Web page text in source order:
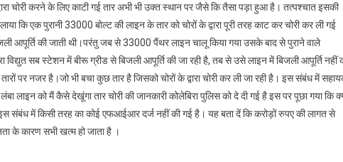
चोरी करने के लिए काटी गई तार अभी भी उक्त स्थान पर जैसे कि तैसा पड़ा हुआ है। तत्पश्चात इसकी
कि एक पुरानी 33000 बोल्ट की लाइन के तार को चोरों के द्वारा पूरी तरह काट कर चोरी कर ली गई
आपूर्ति की जाती थी।परंतु जब से 33000 पैंथर लाइन चालू किया गया उसके बाद से पुराने वाले
विद्युत सब स्टेशन में बीरू ग्रीड से बिजली आपूर्ति की जा रही है, तब से उसे लाइन में बिजली आपूर्ति नहीं
पर नजर है।जो भी बचा कुछ तार है जिसको चोरों के द्वारा चोरी कर ली जा रही है। इस संबंध में
लाइन को मैं कैसे देखूंगा तार चोरी की जानकारी कोलेबिरा पुलिस को दे दी गई है इस पर पूछा गया कि
संबंध में किसी तरह का कोई एफआईआर दर्ज नहीं की गई है। यह बता दें कि करोड़ों रुपए की लागत से
के कारण सभी खत्म हो जाता है ।